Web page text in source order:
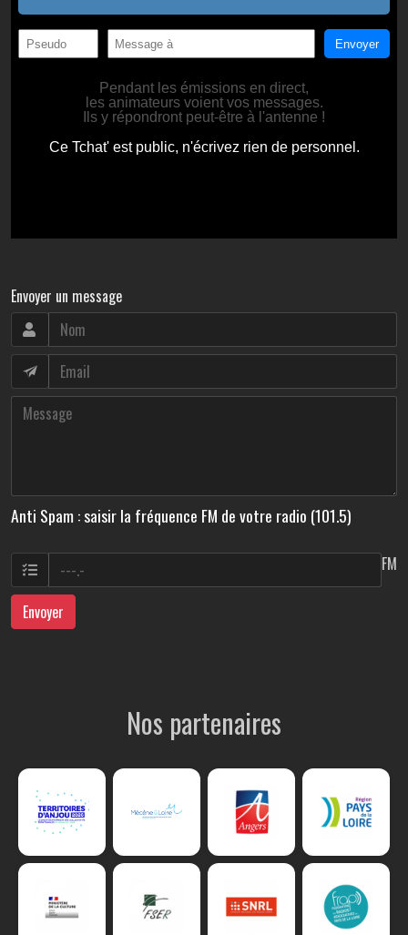
Envoyer un message
Anti Spam : saisir la fréquence FM de votre radio (101.5)
FM
Envoyer
Nos partenaires